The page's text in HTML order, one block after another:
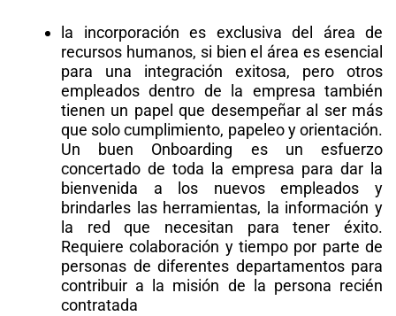
la incorporación es exclusiva del área de
recursos humanos, si bien el área es esencial
para una integración exitosa, pero otros
empleados dentro de la empresa también
tienen un papel que desempeñar al ser más
que solo cumplimiento, papeleo y orientación.
Un buen Onboarding es un esfuerzo
concertado de toda la empresa para dar la
bienvenida a los nuevos empleados y
brindarles las herramientas, la información y
la red que necesitan para tener éxito.
Requiere colaboración y tiempo por parte de
personas de diferentes departamentos para
contribuir a la misión de la persona recién
contratada